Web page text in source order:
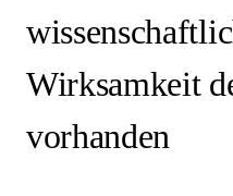
Wirksamkeit
vorhanden